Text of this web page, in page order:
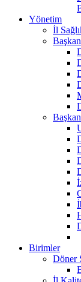
Yönetim
İl
Başkan
Birimler
Döner